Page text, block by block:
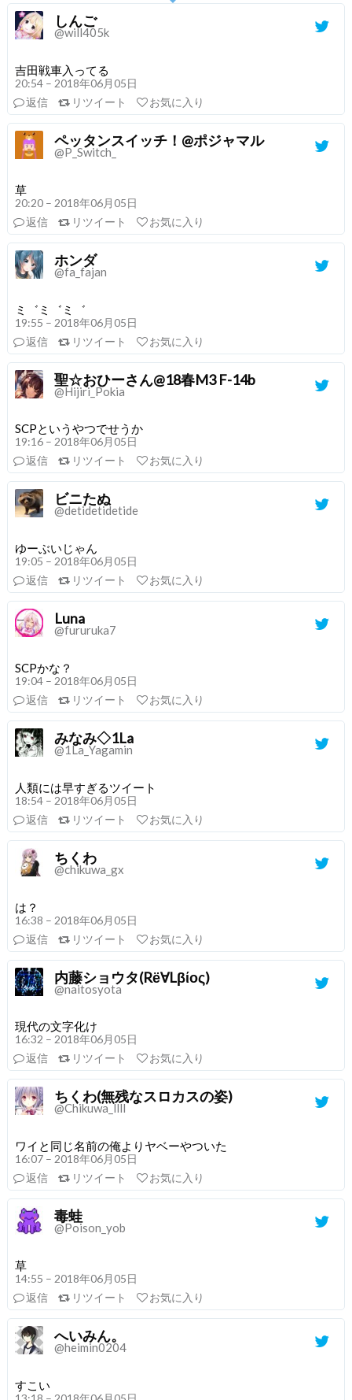
しんご
@will405k
吉田戦車入ってる
20:54 – 2018年06月05日
返信
リツイート お気に入り
ペッタンスイッチ！@ポジャマル
@P_Switch_
草
20:20 – 2018年06月05日
返信
リツイート お気に入り
ホンダ
@fa_fajan
ミ゛ミ゛ミ゛
19:55 – 2018年06月05日
返信
リツイート お気に入り
聖☆おひーさん@18春M3 F-14b
@Hijiri_Pokia
SCPというやつでせうか
19:16 – 2018年06月05日
返信
リツイート お気に入り
ビニたぬ
@detidetidetide
ゆーぶいじゃん
19:05 – 2018年06月05日
返信
リツイート お気に入り
Luna
@fururuka7
SCPかな？
19:04 – 2018年06月05日
返信
リツイート お気に入り
みなみ◇1La
@1La_Yagamin
人類には早すぎるツイート
18:54 – 2018年06月05日
返信
リツイート お気に入り
ちくわ
@chikuwa_gx
は？
16:38 – 2018年06月05日
返信
リツイート お気に入り
内藤ショウタ(Rё∀Lβίος)
@naitosyota
現代の文字化け
16:32 – 2018年06月05日
返信
リツイート お気に入り
ちくわ(無残なスロカスの姿)
@Chikuwa_llll
ワイと同じ名前の俺よりヤベーやついた
16:07 – 2018年06月05日
返信
リツイート お気に入り
毒蛙
@Poison_yob
草
14:55 – 2018年06月05日
返信
リツイート お気に入り
へいみん。
@heimin0204
すこい